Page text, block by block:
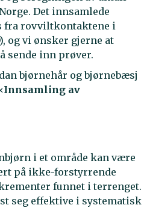
Det innsamlede
fra rovviltkontaktene i
og vi ønsker gjerne at
sende inn prøver.
bjørnehår og bjørnebæsj
Innsamling av
i et område kan være
på ikke-forstyrrende
funnet i terrenget.
seg effektive i systematisk